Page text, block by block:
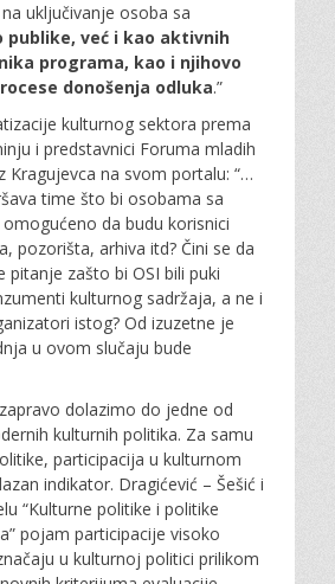
uključivanje osoba sa
publike, već i kao aktivnih
programa, kao i njihovo
donošenja odluka.”
kulturnog sektora prema
i predstavnici Foruma mladih
Kragujevca na svom portalu: “…
time što bi osobama sa
da budu korisnici
pozorišta, arhiva itd? Čini se da
pitanje zašto bi OSI bili puki
kulturnog sadržaja, a ne i
istog? Od izuzetne je
u ovom slučaju bude
dolazimo do jedne od
kulturnih politika. Za samu
participacija u kulturnom
indikator. Dragićević – Šešić i
“Kulturne politike i politike
pojam participacije visoko
u kulturnoj politici prilikom